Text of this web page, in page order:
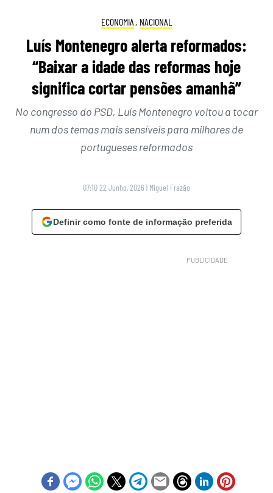
ECONOMIA , NACIONAL
Luís Montenegro alerta reformados:
“Baixar a idade das reformas hoje
significa cortar pensões amanhã”
No congresso do PSD, Luís Montenegro voltou a tocar
num dos temas mais sensíveis para milhares de
portugueses reformados
07:10 22 Junho, 2026 | Miguel Frazão
Definir como fonte de informação preferida